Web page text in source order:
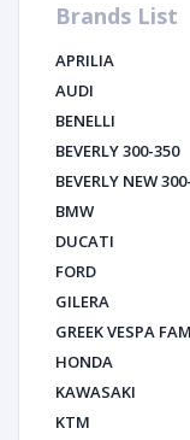
Brands List
APRILIA
AUDI
BENELLI
BEVERLY 300-350
BEVERLY NEW
BMW
DUCATI
FORD
GILERA
GREEK VESPA
HONDA
KAWASAKI
KTM